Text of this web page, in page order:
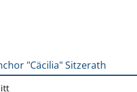
"Cäcilia" Sitzerath